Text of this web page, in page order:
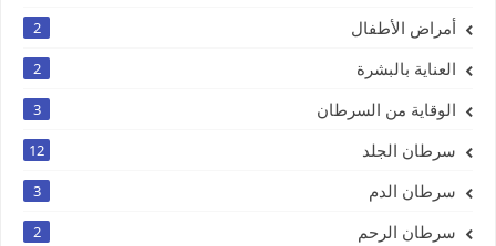
أمراض الأطفال 2
العناية بالبشرة 2
الوقاية من السرطان 3
سرطان الجلد 12
سرطان الدم 3
سرطان الرحم 2